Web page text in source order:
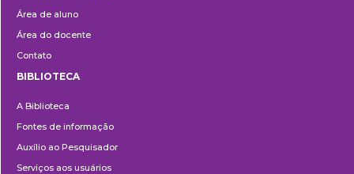
Área de aluno
Área do docente
Contato
BIBLIOTECA
A Biblioteca
Fontes de informação
Auxílio ao Pesquisador
Serviços aos usuários